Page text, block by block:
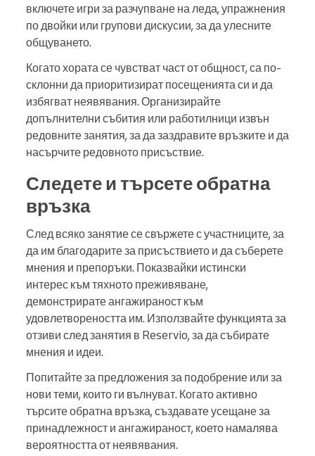
включете игри за разчупване на леда, упражнения
по двойки или групови дискусии, за да улесните
общуването.
Когато хората се чувстват част от общност, са по-
склонни да приоритизират посещенията си и да
избягват неявявания. Организирайте
допълнителни събития или работилници извън
редовните занятия, за да заздравите връзките и да
насърчите редовното присъствие.
Следете и търсете обратна
връзка
След всяко занятие се свържете с участниците, за
да им благодарите за присъствието и да съберете
мнения и препоръки. Показвайки истински
интерес към тяхното преживяване,
демонстрирате ангажираност към
удовлетвореността им. Използвайте функцията за
отзиви след занятия в Reservio, за да събирате
мнения и идеи.
Попитайте за предложения за подобрение или за
нови теми, които ги вълнуват. Когато активно
търсите обратна връзка, създавате усещане за
принадлежност и ангажираност, което намалява
вероятността от неявявания.